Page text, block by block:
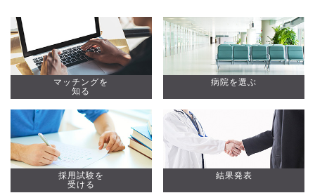
マッチングを
知る
病院を選ぶ
採用試験を
受ける
結果発表